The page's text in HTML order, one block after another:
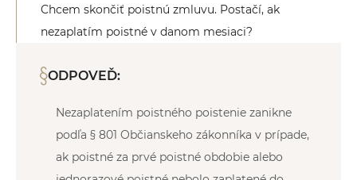
Chcem skončiť poistnú zmluvu. Postačí, ak
nezaplatím poistné v danom mesiaci?
ODPOVEĎ:
Nezaplatením poistného poistenie zanikne
podľa § 801 Občianskeho zákonníka v prípade,
ak poistné za prvé poistné obdobie alebo